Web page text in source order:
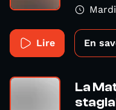
Lire En
La